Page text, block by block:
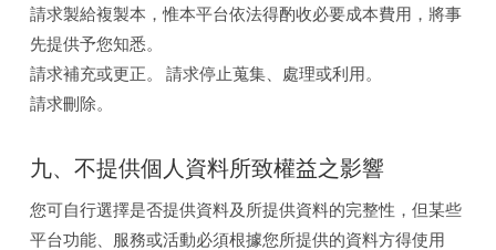
請求製給複製本，惟本平台依法得酌收必要成本費用，將事
先提供予您知悉。
請求補充或更正。 請求停止蒐集、處理或利用。
請求刪除。
九、不提供個人資料所致權益之影響
您可自行選擇是否提供資料及所提供資料的完整性，但某些
平台功能、服務或活動必須根據您所提供的資料方得使用